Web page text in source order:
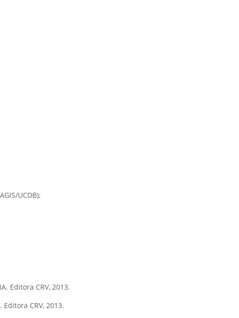
UCDB);
Editora CRV, 2013.
Editora CRV, 2013.